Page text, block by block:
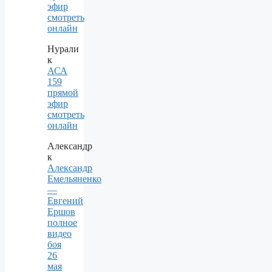
эфир
смотреть
онлайн
Нурали
к
АСА
159
прямой
эфир
смотреть
онлайн
Александр
к
Александр
Емельяненко
—
Евгений
Ершов
полное
видео
боя
26
мая